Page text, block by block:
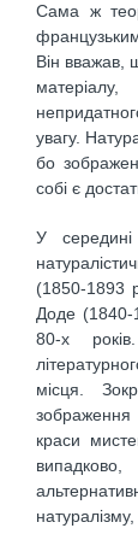
Сама ж
Він вважав,
увагу.
бо
собі є
У
(1850-1893
Доде (1840-
80-х
місця.
краси